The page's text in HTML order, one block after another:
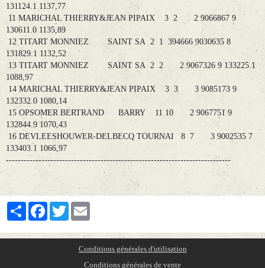
131124.1 1137,77
11 MARICHAL THIERRY&JEAN PIPAIX 3 2 2 9066867 9
130611.0 1135,89
12 TITART MONNIEZ SAINT SA 2 1 394666 9030635 8
131829.1 1132,52
13 TITART MONNIEZ SAINT SA 2 2 2 9067326 9 133225.1
1088,97
14 MARICHAL THIERRY&JEAN PIPAIX 3 3 3 9085173 9
132332.0 1080,14
15 OPSOMER BERTRAND BARRY 11 10 2 9067751 9
132844.9 1070,43
16 DEVLEESHOUWER-DELBECQ TOURNAI 8 7 3 9002535 7
133403.1 1066,97
----------------------------------------------------------------------------
PartagerFacebookTwitter
Conditions générales d'utilisation
Conditions générales de vente